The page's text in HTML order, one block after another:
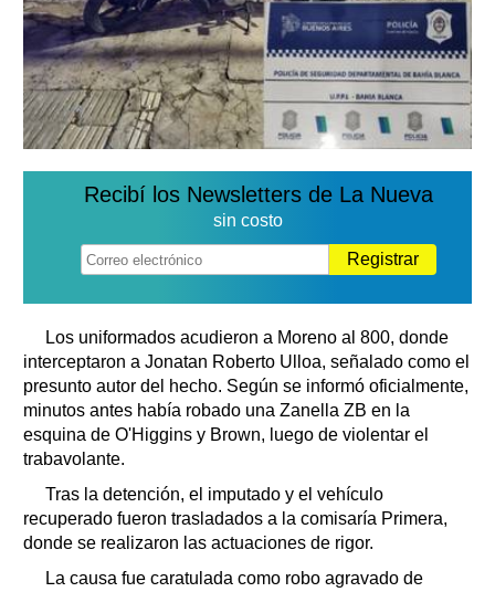
Recibí los Newsletters de La Nueva
sin costo
Registrar
Los uniformados acudieron a Moreno al 800, donde
interceptaron a Jonatan Roberto Ulloa, señalado como el
presunto autor del hecho. Según se informó oficialmente,
minutos antes había robado una Zanella ZB en la
esquina de O'Higgins y Brown, luego de violentar el
trabavolante.
Tras la detención, el imputado y el vehículo
recuperado fueron trasladados a la comisaría Primera,
donde se realizaron las actuaciones de rigor.
La causa fue caratulada como robo agravado de